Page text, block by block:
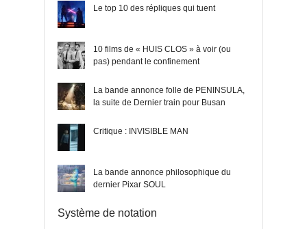
Le top 10 des répliques qui tuent
10 films de « HUIS CLOS » à voir (ou
pas) pendant le confinement
La bande annonce folle de PENINSULA,
la suite de Dernier train pour Busan
Critique : INVISIBLE MAN
La bande annonce philosophique du
dernier Pixar SOUL
Système de notation